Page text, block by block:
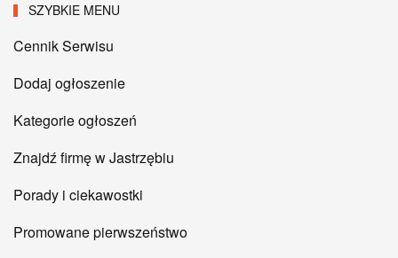
SZYBKIE MENU
Cennik Serwisu
Dodaj ogłoszenie
Kategorie ogłoszeń
Znajdź firmę w Jastrzębiu
Porady i ciekawostki
Promowane pierwszeństwo